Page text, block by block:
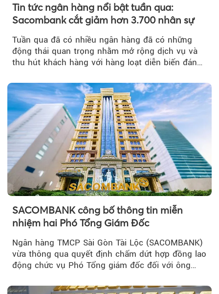
Tin tức ngân hàng nổi bật tuần qua:
Sacombank cắt giảm hơn 3.700 nhân sự
Tuần qua đã có nhiều ngân hàng đã có những
động thái quan trọng nhằm mở rộng dịch vụ và
thu hút khách hàng với hàng loạt diễn biến đáng
SACOMBANK công bố thông tin miễn
nhiệm hai Phó Tổng Giám Đốc
Ngân hàng TMCP Sài Gòn Tài Lộc (SACOMBANK)
vừa thông qua quyết định chấm dứt hợp đồng lao
động chức vụ Phó Tổng giám đốc đối với ông